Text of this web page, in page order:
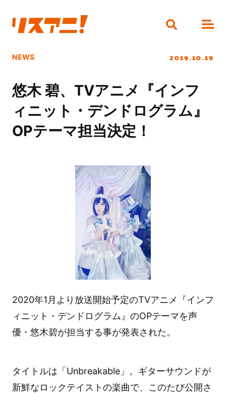
NEWS 2019.10.19
悠木 碧、TVアニメ『インフ
ィニット・デンドログラム』
OPテーマ担当決定！
2020年1月より放送開始予定のTVアニメ『インフ
ィニット・デンドログラム』のOPテーマを声
優・悠木碧が担当する事が発表された。
タイトルは「Unbreakable」。ギターサウンドが
新鮮なロックテイストの楽曲で、このたび公開さ